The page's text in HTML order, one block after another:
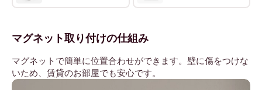
マグネット取り付けの仕組み
マグネットで簡単に位置合わせができます。壁に傷をつけな
いため、賃貸のお部屋でも安心です。